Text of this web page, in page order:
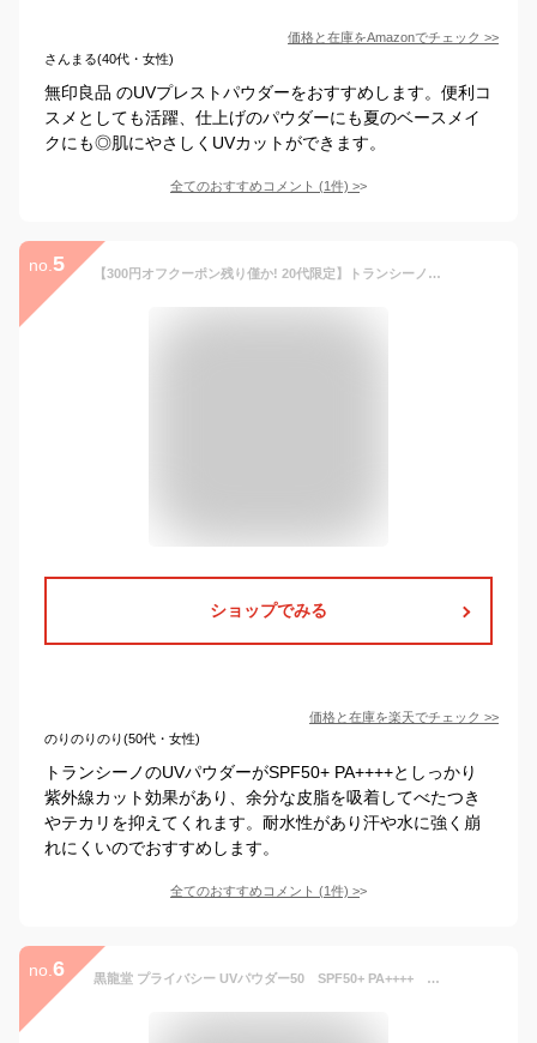
価格と在庫をAmazonでチェック >>
さんまる(40代・女性)
無印良品 のUVプレストパウダーをおすすめします。便利コ
スメとしても活躍、仕上げのパウダーにも夏のベースメイ
クにも◎肌にやさしくUVカットができます。
全てのおすすめコメント (1件) >
no. 5 【300円オフクーポン残り僅か! 20代限定】トランシーノ 薬用UVパウダーEX 11g(レフィル/つめかえ用)【医薬部外品】 SPF50+ PA++++ 【メール便送料無料】(6059798)
ショップでみる
価格と在庫を楽天でチェック >>
のりのりのり(50代・女性)
トランシーノのUVパウダーがSPF50+ PA++++としっかり
紫外線カット効果があり、余分な皮脂を吸着してべたつき
やテカリを抑えてくれます。耐水性があり汗や水に強く崩
れにくいのでおすすめします。
全てのおすすめコメント (1件) >
no. 6 黒龍堂 プライバシー UVパウダー50 SPF50+ PA++++ テカリブロック 透明パウダー（4901477705435 ）※パッケージ変更の場合あり 日焼け止め